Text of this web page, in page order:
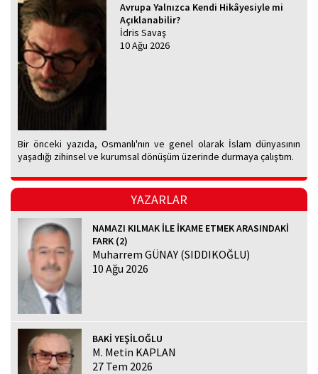
Avrupa Yalnızca Kendi Hikâyesiyle mi
Açıklanabilir?
İdris Savaş
10 Ağu 2026
Bir önceki yazıda, Osmanlı'nın ve genel olarak İslam dünyasının
yaşadığı zihinsel ve kurumsal dönüşüm üzerinde durmaya çalıştım.
YAZARLAR
NAMAZI KILMAK İLE İKAME ETMEK ARASINDAKİ
FARK (2)
Muharrem GÜNAY (SIDDIKOĞLU)
10 Ağu 2026
BAKİ YEŞİLOĞLU
M. Metin KAPLAN
27 Tem 2026